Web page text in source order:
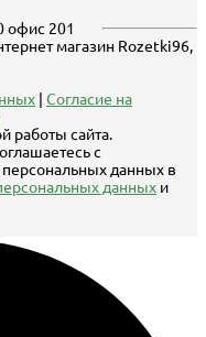
офис 201
магазин Rozetki96,
| Согласие на
работы сайта.
с
данных в
данных и